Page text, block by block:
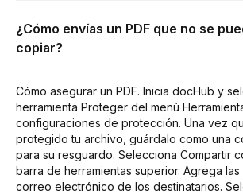
¿Cómo envías un PDF que no se
copiar?
Cómo asegurar un PDF. Inicia docHub y
herramienta Proteger del menú
configuraciones de protección. Una vez
protegido tu archivo, guárdalo como una
para su resguardo. Selecciona Compartir
barra de herramientas superior. Agrega
correo electrónico de los destinatarios.